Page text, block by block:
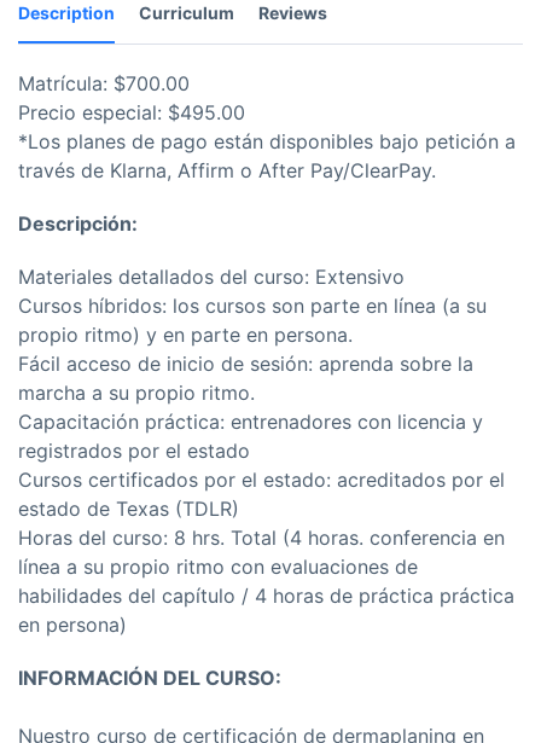
Description Curriculum Reviews
Matrícula: $700.00
Precio especial: $495.00
*Los planes de pago están disponibles bajo petición a
través de Klarna, Affirm o After Pay/ClearPay.
Descripción:
Materiales detallados del curso: Extensivo
Cursos híbridos: los cursos son parte en línea (a su
propio ritmo) y en parte en persona.
Fácil acceso de inicio de sesión: aprenda sobre la
marcha a su propio ritmo.
Capacitación práctica: entrenadores con licencia y
registrados por el estado
Cursos certificados por el estado: acreditados por el
estado de Texas (TDLR)
Horas del curso: 8 hrs. Total (4 horas. conferencia en
línea a su propio ritmo con evaluaciones de
habilidades del capítulo / 4 horas de práctica práctica
en persona)
INFORMACIÓN DEL CURSO:
Nuestro curso de certificación de dermaplaning en